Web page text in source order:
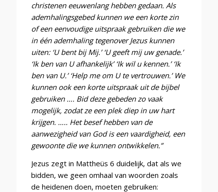
christenen eeuwenlang hebben gedaan. Als
ademhalingsgebed kunnen we een korte zin
of een eenvoudige uitspraak gebruiken die we
in één ademhaling tegenover Jezus kunnen
uiten: ‘U bent bij Mij.’ ‘U geeft mij uw genade.’
‘Ik ben van U afhankelijk’ ‘Ik wil u kennen.’ ‘Ik
ben van U.’ ‘Help me om U te vertrouwen.’ We
kunnen ook een korte uitspraak uit de bijbel
gebruiken …. Bid deze gebeden zo vaak
mogelijk, zodat ze een plek diep in uw hart
krijgen. ….. Het besef hebben van de
aanwezigheid van God is een vaardigheid, een
gewoonte die we kunnen ontwikkelen.”
Jezus zegt in Mattheüs 6 duidelijk, dat als we
bidden, we geen omhaal van woorden zoals
de heidenen doen, moeten gebruiken: